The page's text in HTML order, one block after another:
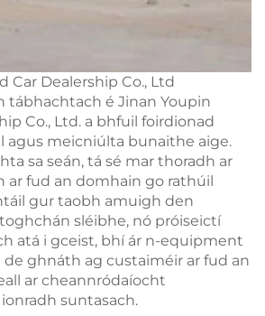
Car Dealership Co., Ltd
tábhachtach é Jinan Youpin
Co., Ltd. a bhfuil foirdionad
agus meicniúlta bunaithe aige.
sa seán, tá sé mar thoradh ar
ar fud an domhain go rathúil
gur taobh amuigh den
sléibhe, nó próiseictí
atá i gceist, bhí ár n-equipment
de ghnáth ag custaiméir ar fud an
ar cheannródaíocht
suntasach.